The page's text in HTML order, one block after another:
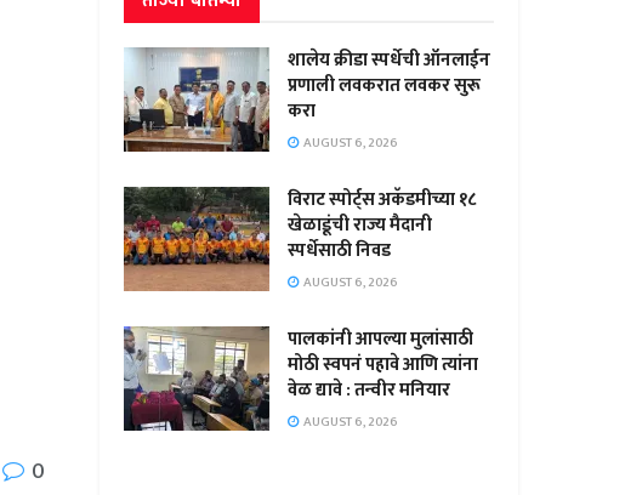
0
शालेय क्रीडा स्पर्धेची ऑनलाईन
प्रणाली लवकरात लवकर सुरू
करा
AUGUST 6, 2026
विराट स्पोर्ट्स अकॅडमीच्या १८
खेळाडूंची राज्य मैदानी
स्पर्धेसाठी निवड
AUGUST 6, 2026
पालकांनी आपल्या मुलांसाठी
मोठी स्वपनं पहावे आणि त्यांना
वेळ द्यावे : तन्वीर मनियार
AUGUST 6, 2026